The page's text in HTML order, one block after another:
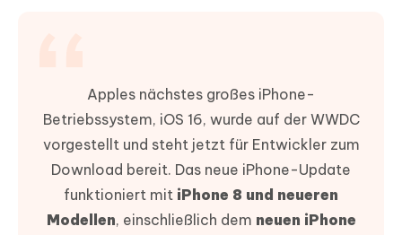
Apples nächstes großes iPhone-
Betriebssystem, iOS 16, wurde auf der WWDC
vorgestellt und steht jetzt für Entwickler zum
Download bereit. Das neue iPhone-Update
funktioniert mit iPhone 8 und neueren
Modellen, einschließlich dem neuen iPhone